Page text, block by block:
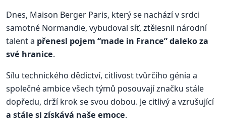
Dnes, Maison Berger Paris, který se nachází v srdci
samotné Normandie, vybudoval síť, ztělesnil národní
talent a přenesl pojem “made in France” daleko za
své hranice.
Sílu technického dědictví, citlivost tvůrčího génia a
společné ambice všech týmů posouvají značku stále
dopředu, drží krok se svou dobou. Je citlivý a vzrušující
a stále si získává naše emoce.